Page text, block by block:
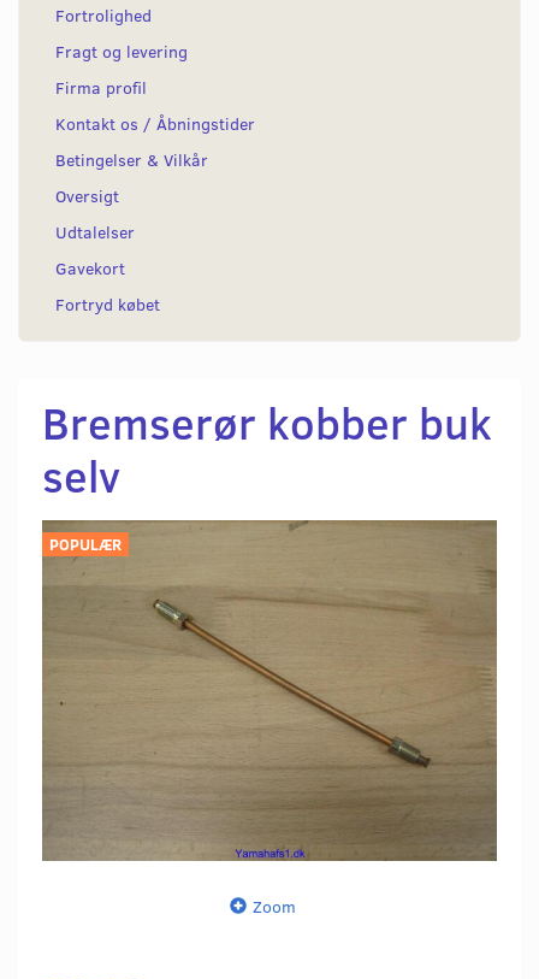
Fortrolighed
Fragt og levering
Firma profil
Kontakt os / Åbningstider
Betingelser & Vilkår
Oversigt
Udtalelser
Gavekort
Fortryd købet
Bremserør kobber buk
selv
POPULÆR
Zoom